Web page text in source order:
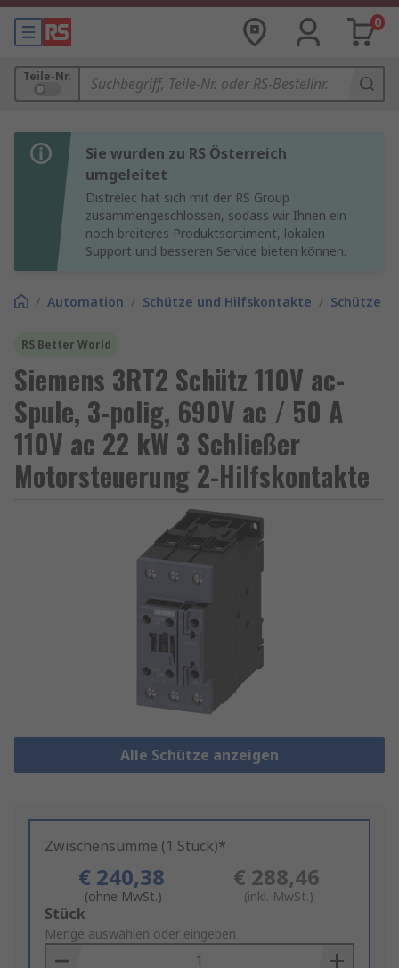
0
Teile-Nr.
Sie wurden zu RS Österreich
umgeleitet
Distrelec hat sich mit der RS Group
zusammengeschlossen, sodass wir Ihnen ein
noch breiteres Produktsortiment, lokalen
Support und besseren Service bieten können.
/ Automation / Schütze und Hilfskontakte / Schütze
RS Better World
Siemens 3RT2 Schütz 110V ac-
Spule, 3-polig, 690V ac / 50 A
110V ac 22 kW 3 Schließer
Motorsteuerung 2-Hilfskontakte
Alle Schütze anzeigen
Zwischensumme (1 Stück)*
€ 240,38
(ohne MwSt.)
€ 288,46
(inkl. MwSt.)
Add
to
Basket
Stück
Menge auswählen oder eingeben